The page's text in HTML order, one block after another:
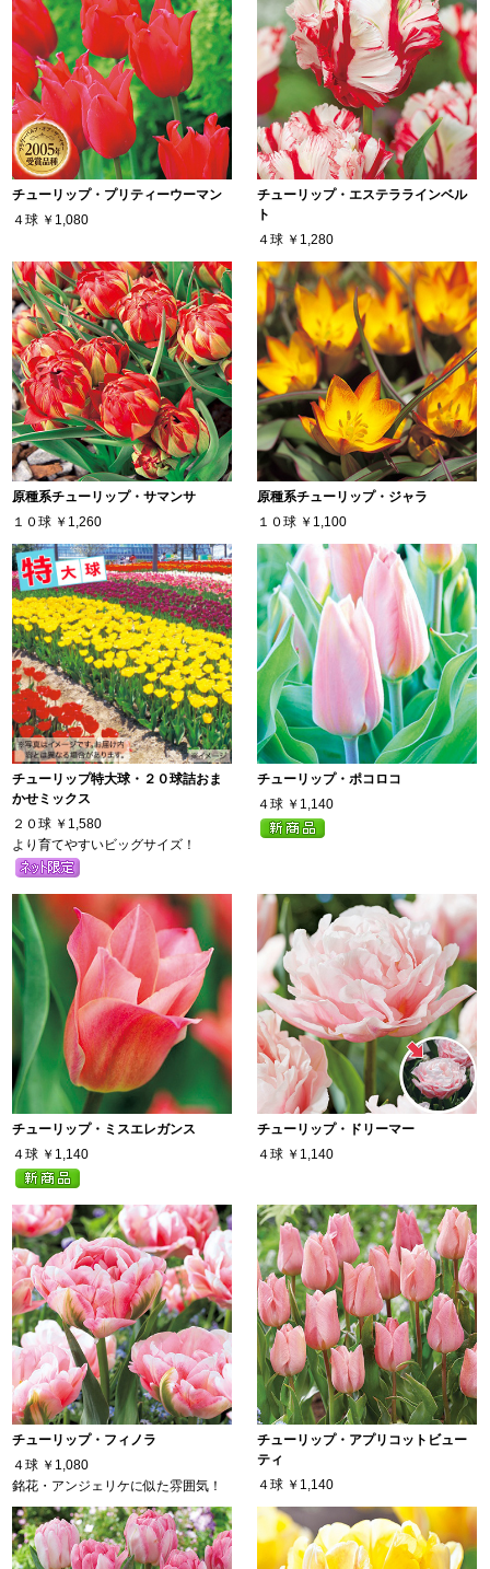
チューリップ・プリティーウーマン
４球 ￥1,080
チューリップ・エステララインベル
ト
４球 ￥1,280
原種系チューリップ・サマンサ
１０球 ￥1,260
原種系チューリップ・ジャラ
１０球 ￥1,100
チューリップ特大球・２０球詰おま
かせミックス
２０球 ￥1,580
より育てやすいビッグサイズ！
チューリップ・ポコロコ
４球 ￥1,140
チューリップ・ミスエレガンス
４球 ￥1,140
チューリップ・ドリーマー
４球 ￥1,140
チューリップ・フィノラ
４球 ￥1,080
銘花・アンジェリケに似た雰囲気！
チューリップ・アプリコットビュー
ティ
４球 ￥1,140